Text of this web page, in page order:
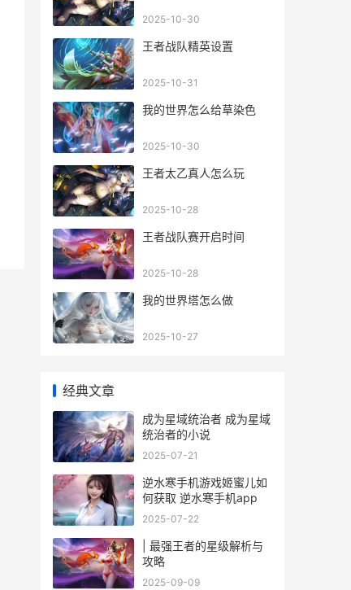
2025-10-30
王者战队精英设置
2025-10-31
我的世界怎么给草染色
2025-10-30
王者太乙真人怎么玩
2025-10-28
王者战队赛开启时间
2025-10-28
我的世界塔怎么做
2025-10-27
经典文章
成为星域统治者 成为星域
统治者的小说
2025-07-21
逆水寒手机游戏姬蜜儿如
何获取 逆水寒手机app
2025-07-22
| 最强王者的星级解析与
攻略
2025-09-09